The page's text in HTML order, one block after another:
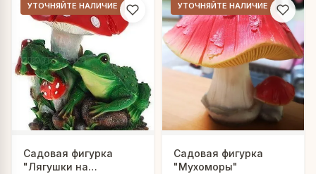
УТОЧНЯЙТЕ НАЛИЧИЕ
Садовая фигурка
"Лягушки на
УТОЧНЯЙТЕ НАЛИЧИЕ
Садовая фигурка
"Мухоморы"